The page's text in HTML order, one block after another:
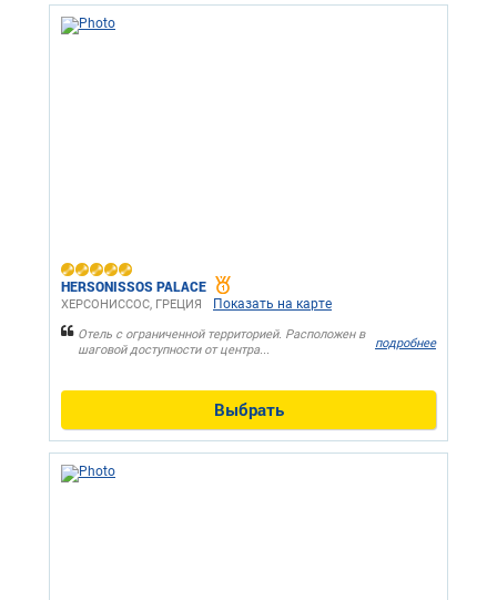
HERSONISSOS PALACE
ХЕРСОНИССОС, ГРЕЦИЯ Показать на карте
Отель с ограниченной территорией. Расположен в
шаговой доступности от центра...
подробнее
Выбрать